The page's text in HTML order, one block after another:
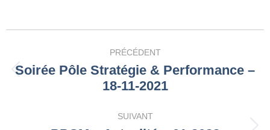
article
PRÉCÉDENT
Article
précédent
Soirée Pôle Stratégie & Performance –
18-11-2021
SUIVANT